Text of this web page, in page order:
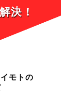
解決！
イモトの